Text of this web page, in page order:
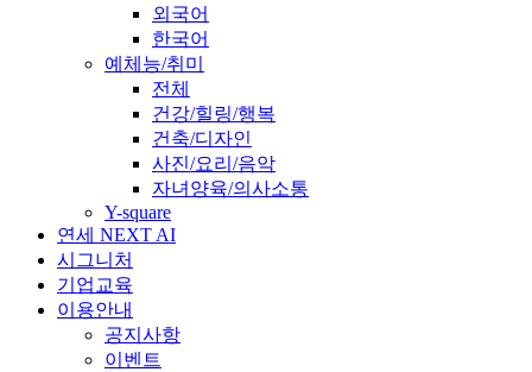
외국어
한국어
예체능/취미
전체
건강/힐링/행복
건축/디자인
사진/요리/음악
자녀양육/의사소통
Y-square
연세 NEXT AI
시그니처
기업교육
이용안내
공지사항
이벤트